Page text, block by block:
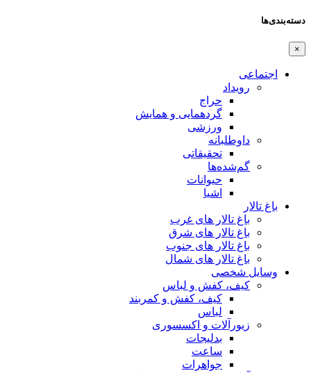
دسته‌بندی‌ها
×
اجتماعی
رویداد
حراج
گردهمایی و همایش
ورزشی
داوطلبانه
تحقیقاتی
گم‌شده‌ها
حیوانات
اشیا
باغ تالار
باغ تالار های غرب
باغ تالار های شرق
باغ تالار های جنوب
باغ تالار های شمال
وسایل شخصی
کیف، کفش و لباس
کیف، کفش و کمربند
لباس
زیورآلات و اکسسوری
بدلیجات
ساعت
جواهرات